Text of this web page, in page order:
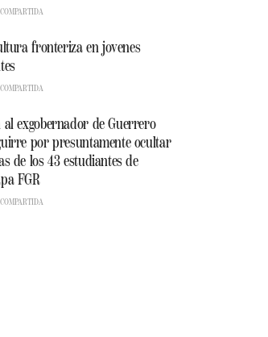
fronteriza en jovenes
al exgobernador de Guerrero
por presuntamente ocultar
de los 43 estudiantes de
FGR